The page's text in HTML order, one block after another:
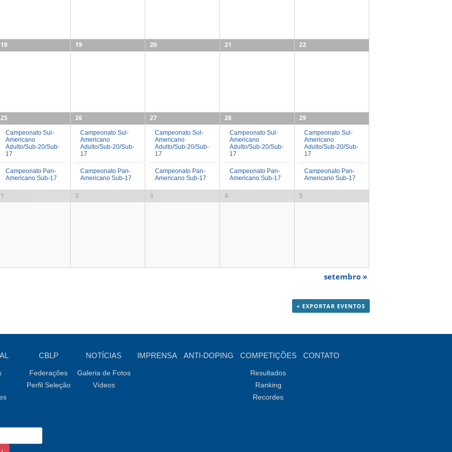
18 19 20 21 22
25
Campeonato Sul-
Americano
Adulto/Sub-20/Sub-
17
Campeonato Pan-
Americano Sub-17
26
Campeonato Sul-
Americano
Adulto/Sub-20/Sub-
17
Campeonato Pan-
Americano Sub-17
27
Campeonato Sul-
Americano
Adulto/Sub-20/Sub-
17
Campeonato Pan-
Americano Sub-17
28
Campeonato Sul-
Americano
Adulto/Sub-20/Sub-
17
Campeonato Pan-
Americano Sub-17
29
Campeonato Sul-
Americano
Adulto/Sub-20/Sub-
17
Campeonato Pan-
Americano Sub-17
1 2 3 4 5
setembro »
+ EXPORTAR EVENTOS
CBLP
Federações
Perfil Seleção
NOTÍCIAS
Galeria de Fotos
Vídeos
IMPRENSA ANTI-DOPING COMPETIÇÕES
Resultados
Ranking
Recordes
CONTATO